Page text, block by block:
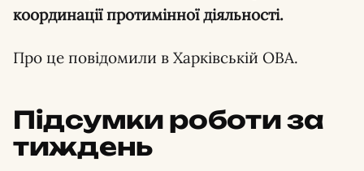
координації протимінної діяльності.
Про це повідомили в Харківській ОВА.
Підсумки роботи за
тиждень